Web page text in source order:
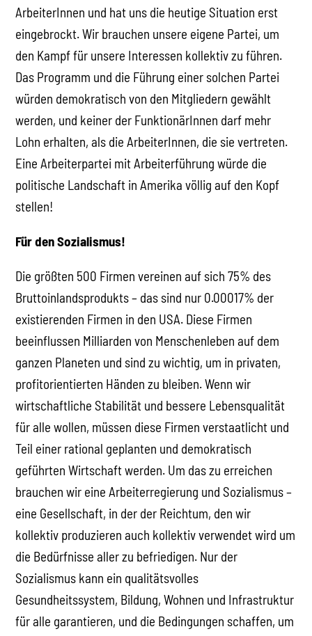
ArbeiterInnen und hat uns die heutige Situation erst
eingebrockt. Wir brauchen unsere eigene Partei, um
den Kampf für unsere Interessen kollektiv zu führen.
Das Programm und die Führung einer solchen Partei
würden demokratisch von den Mitgliedern gewählt
werden, und keiner der FunktionärInnen darf mehr
Lohn erhalten, als die ArbeiterInnen, die sie vertreten.
Eine Arbeiterpartei mit Arbeiterführung würde die
politische Landschaft in Amerika völlig auf den Kopf
stellen!
Für den Sozialismus!
Die größten 500 Firmen vereinen auf sich 75% des
Bruttoinlandsprodukts – das sind nur 0.00017% der
existierenden Firmen in den USA. Diese Firmen
beeinflussen Milliarden von Menschenleben auf dem
ganzen Planeten und sind zu wichtig, um in privaten,
profitorientierten Händen zu bleiben. Wenn wir
wirtschaftliche Stabilität und bessere Lebensqualität
für alle wollen, müssen diese Firmen verstaatlicht und
Teil einer rational geplanten und demokratisch
geführten Wirtschaft werden. Um das zu erreichen
brauchen wir eine Arbeiterregierung und Sozialismus –
eine Gesellschaft, in der der Reichtum, den wir
kollektiv produzieren auch kollektiv verwendet wird um
die Bedürfnisse aller zu befriedigen. Nur der
Sozialismus kann ein qualitätsvolles
Gesundheitssystem, Bildung, Wohnen und Infrastruktur
für alle garantieren, und die Bedingungen schaffen, um